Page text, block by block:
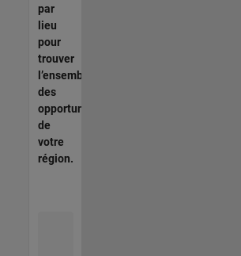
par
lieu
pour
trouver
l’ensemble
des
opportunités
de
votre
région.